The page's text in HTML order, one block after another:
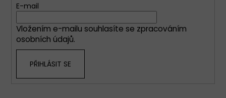
í
p
r
E-mail
Vložením e-mailu souhlasíte se zpracováním
osobních údajů.
PŘIHLÁSIT SE